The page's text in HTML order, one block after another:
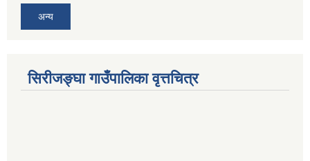
अन्य
सिरीजङ्घा गाउँपालिका वृत्तचित्र